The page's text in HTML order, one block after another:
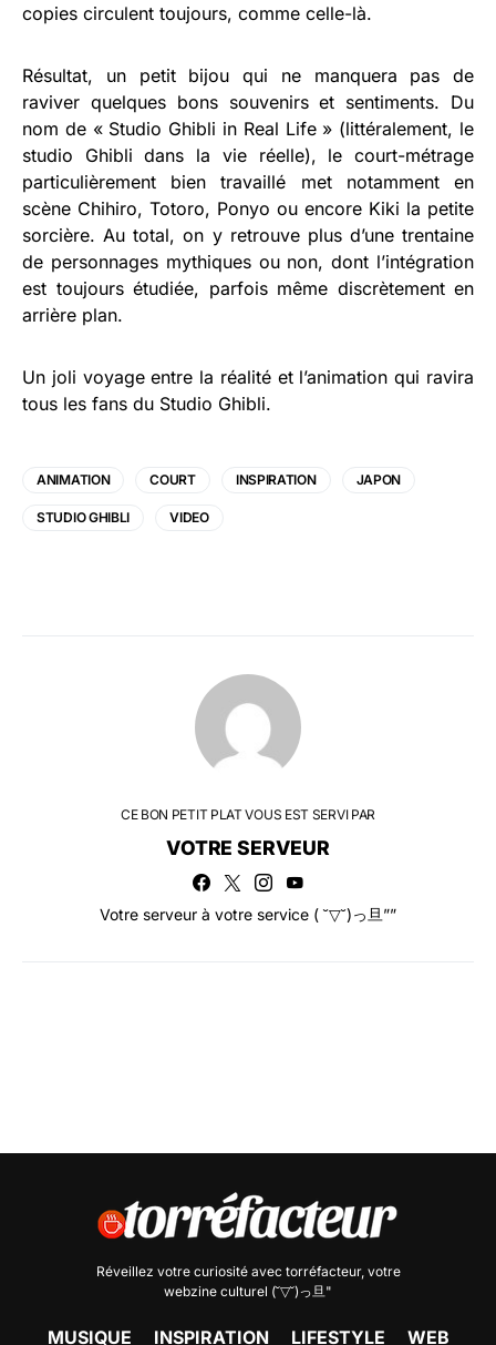
copies circulent toujours, comme celle-là.
Résultat, un petit bijou qui ne manquera pas de
raviver quelques bons souvenirs et sentiments. Du
nom de « Studio Ghibli in Real Life » (littéralement, le
studio Ghibli dans la vie réelle), le court-métrage
particulièrement bien travaillé met notamment en
scène Chihiro, Totoro, Ponyo ou encore Kiki la petite
sorcière. Au total, on y retrouve plus d’une trentaine
de personnages mythiques ou non, dont l’intégration
est toujours étudiée, parfois même discrètement en
arrière plan.
Un joli voyage entre la réalité et l’animation qui ravira
tous les fans du Studio Ghibli.
ANIMATION COURT INSPIRATION JAPON
STUDIO GHIBLI VIDEO
CE BON PETIT PLAT VOUS EST SERVI PAR
VOTRE SERVEUR
Votre serveur à votre service ( ˘▽˘)っ旦””
Réveillez votre curiosité avec torréfacteur, votre
webzine culturel (˘▽˘)っ旦"
MUSIQUE INSPIRATION LIFESTYLE WEB